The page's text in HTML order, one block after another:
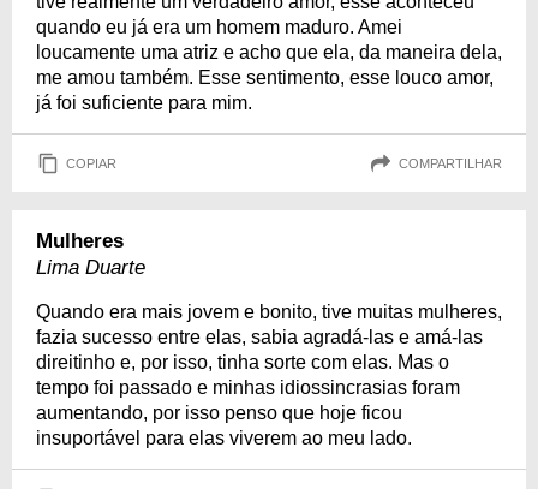
quando eu já era um homem maduro. Amei
loucamente uma atriz e acho que ela, da maneira dela,
me amou também. Esse sentimento, esse louco amor,
já foi suficiente para mim.
COPIAR COMPARTILHAR
Mulheres
Lima Duarte
Quando era mais jovem e bonito, tive muitas mulheres,
fazia sucesso entre elas, sabia agradá-las e amá-las
direitinho e, por isso, tinha sorte com elas. Mas o
tempo foi passado e minhas idiossincrasias foram
aumentando, por isso penso que hoje ficou
insuportável para elas viverem ao meu lado.